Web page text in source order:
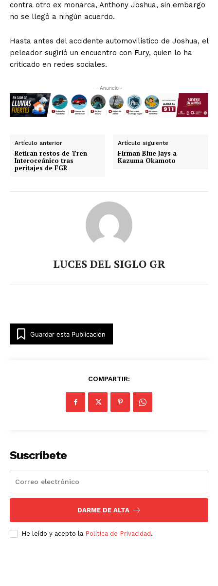
contra otro ex monarca, Anthony Joshua, sin embargo
no se llegó a ningún acuerdo.
Hasta antes del accidente automovilístico de Joshua, el
peleador sugirió un encuentro con Fury, quien lo ha
criticado en redes sociales.
- Anuncio -
Artículo anterior
Retiran restos de Tren
Interoceánico tras
peritajes de FGR
Artículo siguiente
Firman Blue Jays a
Kazuma Okamoto
LUCES DEL SIGLO GR
Guardar esta Publicación
COMPARTIR:
Suscríbete
DARME DE ALTA
He leído y acepto la Política de Privacidad .